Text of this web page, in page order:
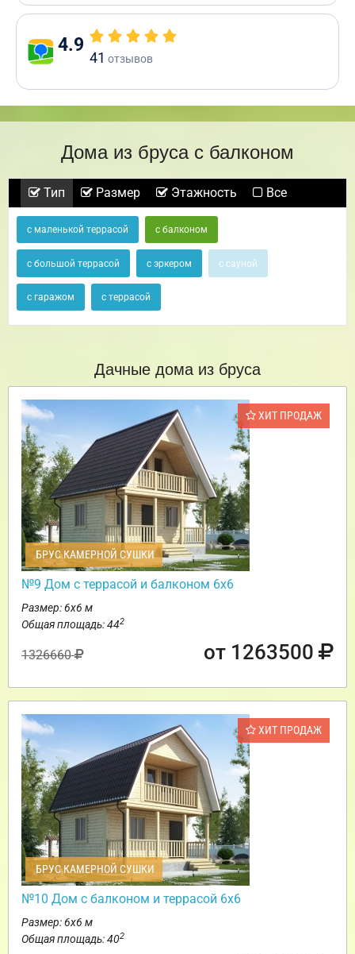
4.9
41 отзывов
Дома из бруса с балконом
Тип Размер Этажность Все
с маленькой террасой с балконом
с большой террасой с эркером с сауной
с гаражом с террасой
Дачные дома из бруса
ХИТ ПРОДАЖ
БРУС КАМЕРНОЙ СУШКИ
№9 Дом с террасой и балконом 6х6
Размер: 6х6 м
Общая площадь: 442
1326660 от 1263500
ХИТ ПРОДАЖ
БРУС КАМЕРНОЙ СУШКИ
№10 Дом с балконом и террасой 6х6
Размер: 6х6 м
Общая площадь: 402